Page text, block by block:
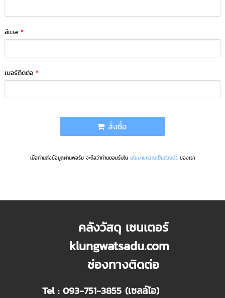
อีเมล*
เบอร์ติดต่อ*
สั่งซื้อ
เมื่อท่านส่งข้อมูลผ่านฟอร์ม จะถือว่าท่านยอมรับใน นโยบายความเป็นส่วนตัว ของเรา
คลังวัสดุ เซนเตอร์
klungwatsadu.com
ช่องทางติดต่อ
Tel : 093-751-3855 (เซลล์โอ)